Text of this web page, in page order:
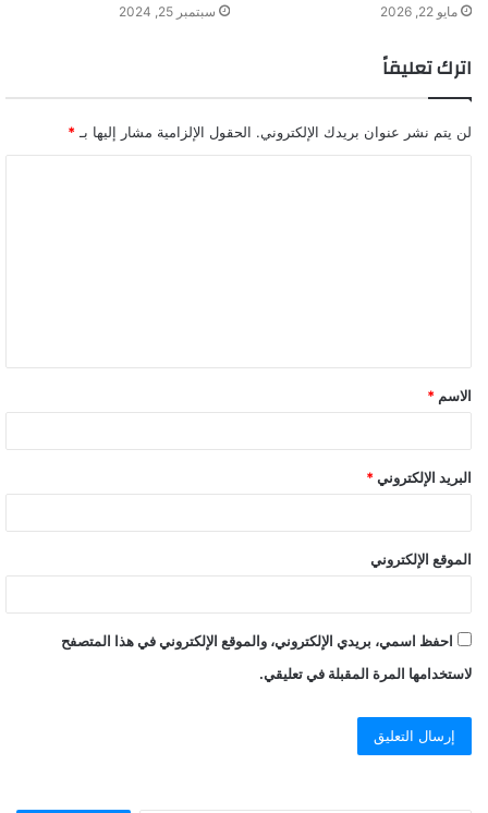
مايو 22, 2026 سبتمبر 25, 2024
اترك تعليقاً
لن يتم نشر عنوان بريدك الإلكتروني. الحقول الإلزامية مشار إليها بـ *
ق
*
الاسم *
البريد الإلكتروني *
الموقع الإلكتروني
احفظ اسمي، بريدي الإلكتروني، والموقع الإلكتروني في هذا المتصفح
لاستخدامها المرة المقبلة في تعليقي.